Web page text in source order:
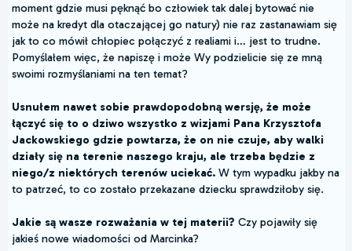
moment gdzie musi pęknąć bo człowiek tak dalej bytować nie
może na kredyt dla otaczającej go natury) nie raz zastanawiam się
jak to co mówił chłopiec połączyć z realiami i… jest to trudne.
Pomyślałem więc, że napiszę i może Wy podzielicie się ze mną
swoimi rozmyślaniami na ten temat?
Usnułem nawet sobie prawdopodobną wersję, że może
łączyć się to o dziwo wszystko z wizjami Pana Krzysztofa
Jackowskiego gdzie powtarza, że on nie czuje, aby walki
działy się na terenie naszego kraju, ale trzeba będzie z
niego/z niektórych terenów uciekać. W tym wypadku jakby na
to patrzeć, to co zostało przekazane dziecku sprawdziłoby się.
Jakie są wasze rozważania w tej materii? Czy pojawiły się
jakieś nowe wiadomości od Marcinka?